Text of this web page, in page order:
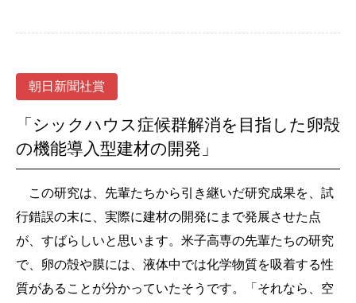
朝日新聞社賞
「シックハウス症候群解消を目指した卵殻
の機能導入型建材の開発」
この研究は、先輩たちから引き継いだ研究成果を、試
行錯誤の末に、実際に建材の開発にまで発展させた点
が、すばらしいと思います。米子高専の先輩たちの研究
で、卵の殻や膜には、液体中では化学物質を吸着する性
質があることが分かっていたそうです。「それなら、空